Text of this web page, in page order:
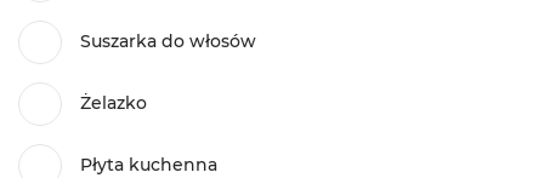
Suszarka do włosów
Żelazko
Płyta kuchenna